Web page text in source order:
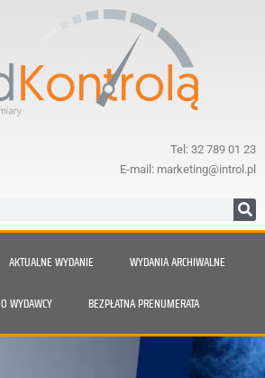
Tel: 32 789 01 23
E-mail: marketing@introl.pl
AKTUALNE WYDANIE WYDANIA ARCHIWALNE
O WYDAWCY BEZPŁATNA PRENUMERATA